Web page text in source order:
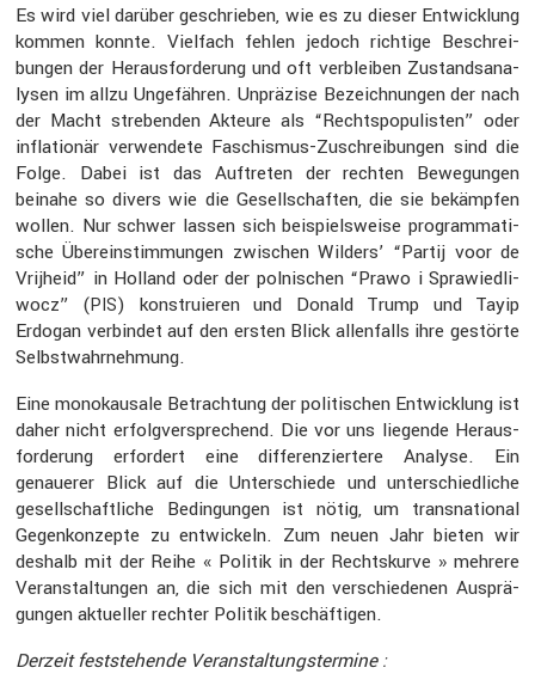
Es wird viel darüber geschrieben, wie es zu dieser Entwick­lung
kommen konnte. Vielfach fehlen jedoch richtige Beschrei­
bungen der Heraus­for­de­rung und oft verbleiben Zustands­ana­
lysen im allzu Ungefähren. Unprä­zise Bezeich­nungen der nach
der Macht strebenden Akteure als “Rechts­po­pu­listen” oder
infla­tionär verwen­dete Faschismus-Zuschrei­bungen sind die
Folge. Dabei ist das Auftreten der rechten Bewegungen
beinahe so divers wie die Gesell­schaften, die sie bekämpfen
wollen. Nur schwer lassen sich beispiels­weise program­ma­ti­
sche Überein­stim­mungen zwischen Wilders’ “Partij voor de
Vrijheid” in Holland oder der polni­schen “Prawo i Sprawi­ed­li­
wocz” (PIS) konstru­ieren und Donald Trump und Tayip
Erdogan verbindet auf den ersten Blick allen­falls ihre gestörte
Selbst­wahr­neh­mung.
Eine monokau­sale Betrach­tung der politi­schen Entwick­lung ist
daher nicht erfolg­ver­spre­chend. Die vor uns liegende Heraus­
for­de­rung erfor­dert eine diffe­ren­zier­tere Analyse. Ein
genauerer Blick auf die Unter­schiede und unter­schied­liche
gesell­schaft­liche Bedin­gungen ist nötig, um trans­na­tional
Gegen­kon­zepte zu entwi­ckeln. Zum neuen Jahr bieten wir
deshalb mit der Reihe « Politik in der Rechts­kurve » mehrere
Veran­stal­tungen an, die sich mit den verschie­denen Ausprä­
gungen aktueller rechter Politik beschäf­tigen.
Derzeit festste­hende Veran­stal­tungs­ter­mine :